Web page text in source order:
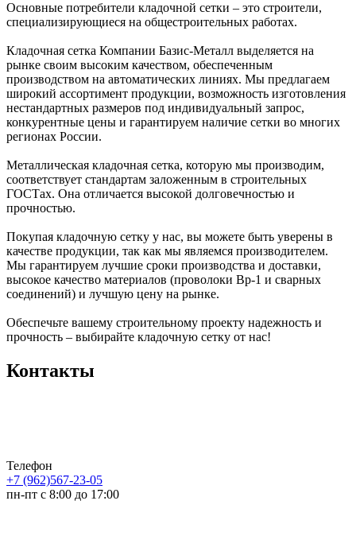
Основные потребители кладочной сетки – это строители,
специализирующиеся на общестроительных работах.
Кладочная сетка Компании Базис-Металл выделяется на
рынке своим высоким качеством, обеспеченным
производством на автоматических линиях. Мы предлагаем
широкий ассортимент продукции, возможность изготовления
нестандартных размеров под индивидуальный запрос,
конкурентные цены и гарантируем наличие сетки во многих
регионах России.
Металлическая кладочная сетка, которую мы производим,
соответствует стандартам заложенным в строительных
ГОСТах. Она отличается высокой долговечностью и
прочностью.
Покупая кладочную сетку у нас, вы можете быть уверены в
качестве продукции, так как мы являемся производителем.
Мы гарантируем лучшие сроки производства и доставки,
высокое качество материалов (проволоки Вр-1 и сварных
соединений) и лучшую цену на рынке.
Обеспечьте вашему строительному проекту надежность и
прочность – выбирайте кладочную сетку от нас!
Контакты
Телефон
+7 (962)567-23-05
пн-пт с 8:00 до 17:00